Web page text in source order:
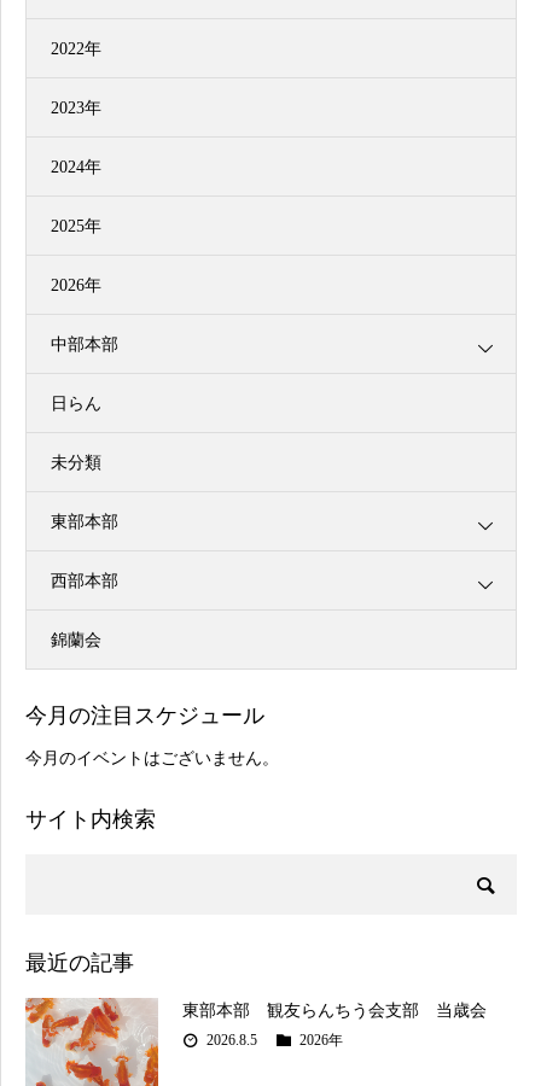
2022年
2023年
2024年
2025年
2026年
中部本部
日らん
未分類
東部本部
西部本部
錦蘭会
今月の注目スケジュール
今月のイベントはございません。
サイト内検索
最近の記事
東部本部 観友らんちう会支部 当歳会
2026.8.5 2026年